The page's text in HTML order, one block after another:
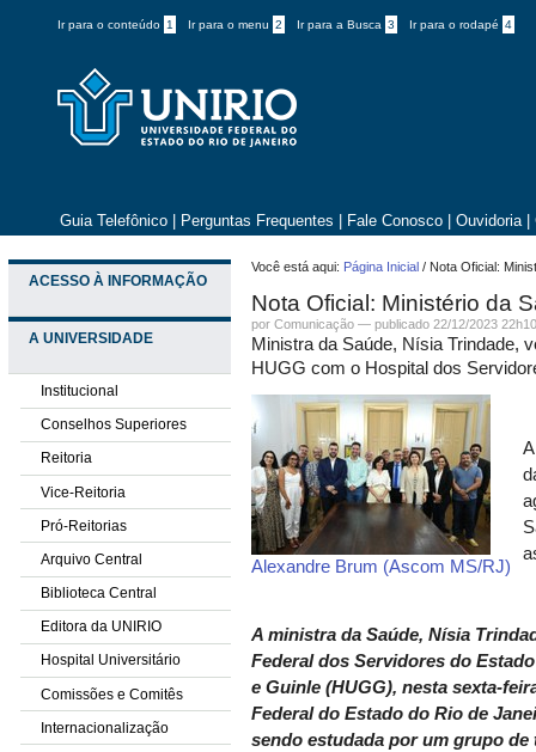
Ir para o conteúdo 1 Ir para o menu 2 Ir para a Busca 3 Ir para o rodapé 4
Guia Telefônico Perguntas Frequentes Fale Conosco Ouvidoria
ACESSO À INFORMAÇÃO
A UNIVERSIDADE
Institucional
Conselhos Superiores
Reitoria
Vice-Reitoria
Pró-Reitorias
Arquivo Central
Biblioteca Central
Editora da UNIRIO
Hospital Universitário
Comissões e Comitês
Internacionalização
Você está aqui: Página Inicial / Nota Oficial:
Nota Oficial: Ministério da
por Comunicação —publicado 22/12/2023
Ministra da Saúde, Nísia Trindade,
HUGG com o Hospital dos
Alexandre Brum (Ascom MS/RJ)
A ministra da Saúde, Nísia
Federal dos Servidores do
e Guinle (HUGG), nesta sexta-
Federal do Estado do Rio de
sendo estudada por um grupo